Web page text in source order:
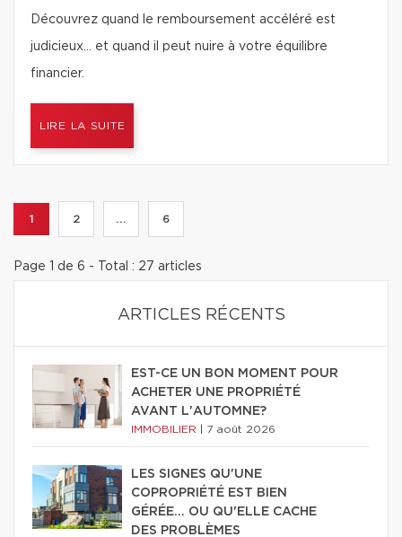
Découvrez quand le remboursement accéléré est
judicieux… et quand il peut nuire à votre équilibre
financier.
LIRE LA SUITE
1 2 ... 6
Page 1 de 6 - Total : 27 articles
ARTICLES RÉCENTS
EST-CE UN BON MOMENT POUR
ACHETER UNE PROPRIÉTÉ
AVANT L'AUTOMNE?
IMMOBILIER 7 août 2026
LES SIGNES QU'UNE
COPROPRIÉTÉ EST BIEN
GÉRÉE… OU QU'ELLE CACHE
DES PROBLÈMES